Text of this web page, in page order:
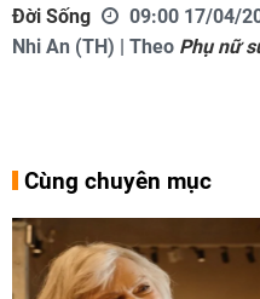
Đời Sống
09:00 17/04/
Nhi An (TH) | Theo Phụ nữ
Cùng chuyên mục